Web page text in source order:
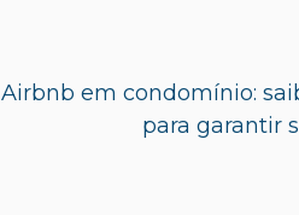
Airbnb em condomínio:
para garantir